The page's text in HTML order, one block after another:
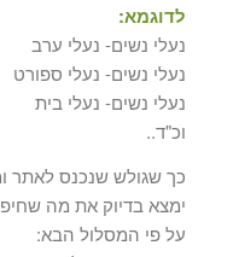
לדוגמא:
נעלי נשים- נעלי ערב
נעלי נשים- נעלי ספורט
נעלי נשים- נעלי בית
וכ"ד..
כך שגולש שנכנס לאתר
על פי המסלול הבא: